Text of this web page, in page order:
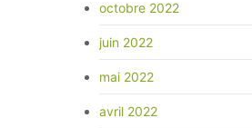
octobre 2022
juin 2022
mai 2022
avril 2022